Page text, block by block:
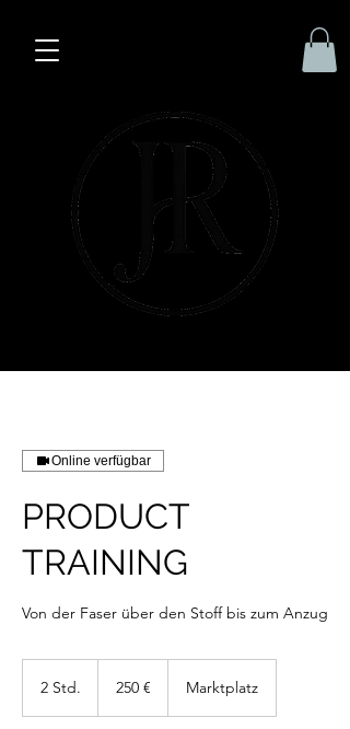
Online verfügbar
PRODUCT
TRAINING
Von der Faser über den Stoff bis zum Anzug
2 Std. 250 € Marktplatz